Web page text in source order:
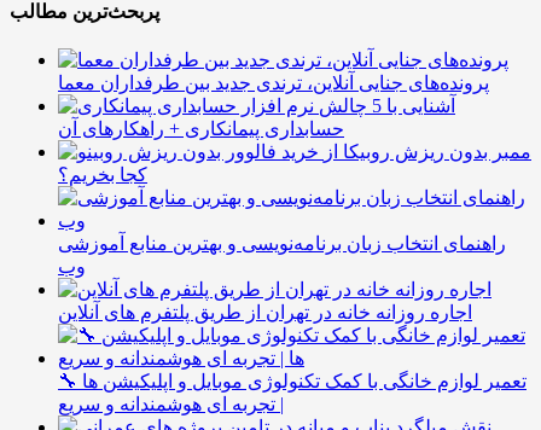
پربحث‌ترین مطالب
پرونده‌های جنایی آنلاین، ترندی جدید بین طرفداران معما
آشنایی با 5 چالش
حسابداری پیمانکاری + راهکارهای آن
ممبر بدون ریزش روبیکا از
کجا بخریم؟
راهنمای انتخاب زبان برنامه‌نویسی و بهترین منابع آموزشی
وب
اجاره روزانه خانه در تهران از طریق پلتفرم های آنلاین
🔧 تعمیر لوازم خانگی با کمک تکنولوژی موبایل و اپلیکیشن ها
| تجربه ای هوشمندانه و سریع